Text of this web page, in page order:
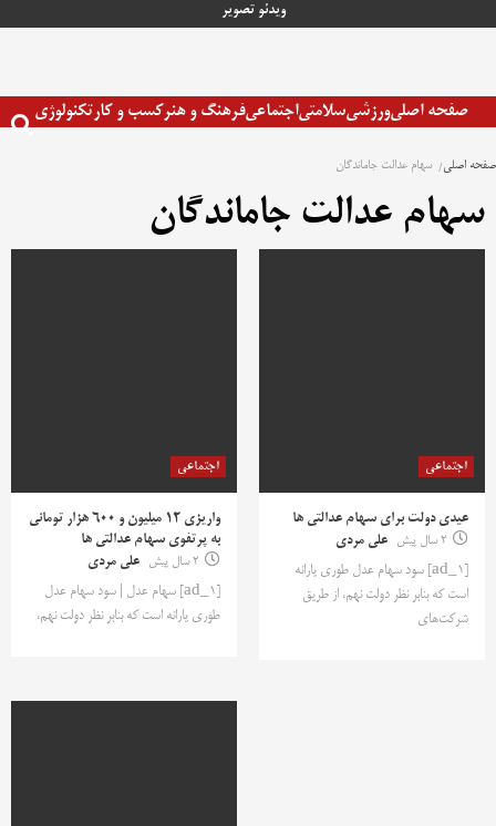
ویدئو تصویر
صفحه اصلیورزشیسلامتیاجتماعیفرهنگ و هنرکسب و کارتکنولوژی
صفحه اصلی سهام عدالت جاماندگان
سهام عدالت جاماندگان
اجتماعی
عیدی دولت برای سهام عدالتی ها
2 سال پیش
علی مردی
[ad_1] سود سهام عدل طوری یارانه
است که بنابر نظر دولت نهم، از طریق
شرکت‌های
اجتماعی
واریزی ۱۲ میلیون و ۶۰۰ هزار تومانی
به پرتفوی سهام عدالتی ها
2 سال پیش
علی مردی
[ad_1] سهام عدل | سود سهام عدل
طوری یارانه است که بنابر نظر دولت نهم،